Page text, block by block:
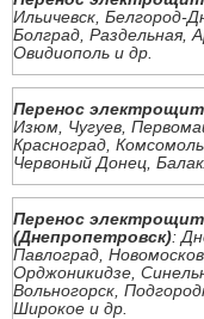
Ильичевск, Белгород-
Болград, Раздельная,
Овидиополь и др.
Перенос
Изюм, Чугуев,
Красноград,
Червоный Донец,
Перенос
(Днепропетровск):
Павлоград,
Орджоникидзе,
Вольногорск,
Широкое и др.